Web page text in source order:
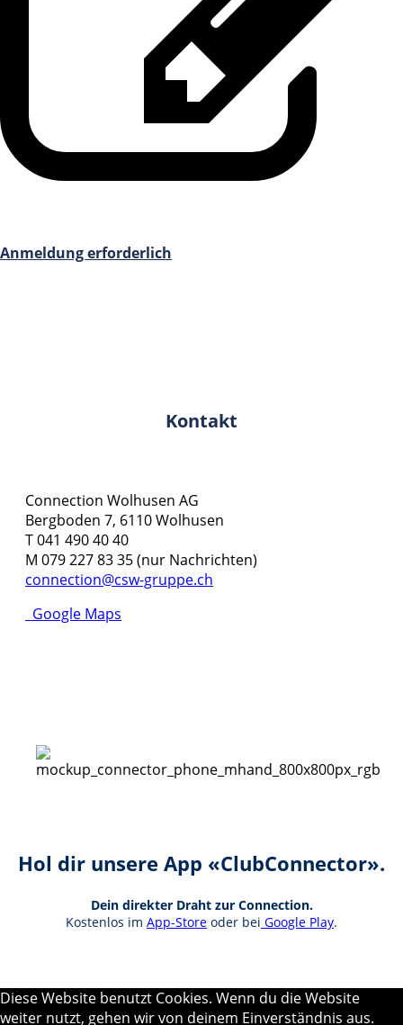
Anmeldung erforderlich
Kontakt
Connection Wolhusen AG
Bergboden 7, 6110 Wolhusen
T 041 490 40 40
M 079 227 83 35 (nur Nachrichten)
connection@csw-gruppe.ch
Google Maps
Hol dir unsere App «ClubConnector».
Dein direkter Draht zur Connection.
Kostenlos im App-Store oder bei Google Play.
Diese Website benutzt Cookies. Wenn du die Website
weiter nutzt, gehen wir von deinem Einverständnis aus.